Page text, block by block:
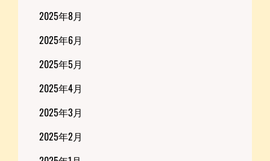
2025年8月
2025年6月
2025年5月
2025年4月
2025年3月
2025年2月